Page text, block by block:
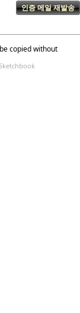
copied without